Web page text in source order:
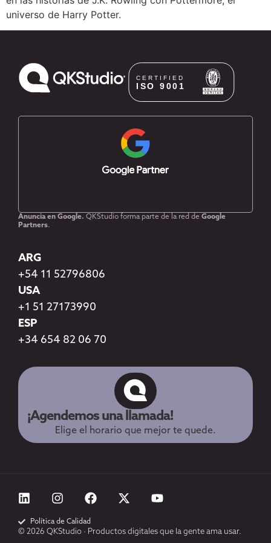
universo de Harry Potter.
Anuncia en Google. QKStudio forma parte de la red de Google
Partners.
ARG
+54 11 52796806
USA
+1 51 27173990
ESP
+34 654 82 06 70
¡Agendemos una llamada!
Elige el horario que mejor te quede.
© 2026 QKStudio · Productos digitales que la gente ama usar.
Política de Calidad